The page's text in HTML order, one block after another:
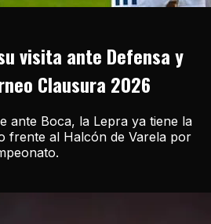
visita ante Defensa y
Clausura 2026
ante Boca, la Lepra ya tiene la
frente al Halcón de Varela por